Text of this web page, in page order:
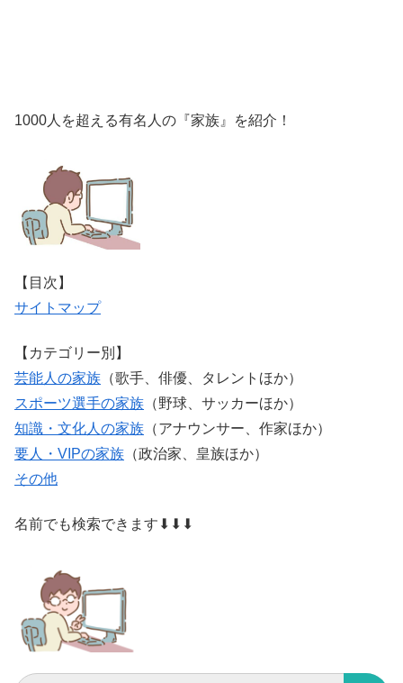
1000人を超える有名人の『家族』を紹介！
【目次】
サイトマップ
【カテゴリー別】
芸能人の家族 （歌手、俳優、タレントほか）
スポーツ選手の家族 （野球、サッカーほか）
知識・文化人の家族 （アナウンサー、作家ほか）
要人・VIPの家族 （政治家、皇族ほか）
その他
名前でも検索できます⬇⬇⬇